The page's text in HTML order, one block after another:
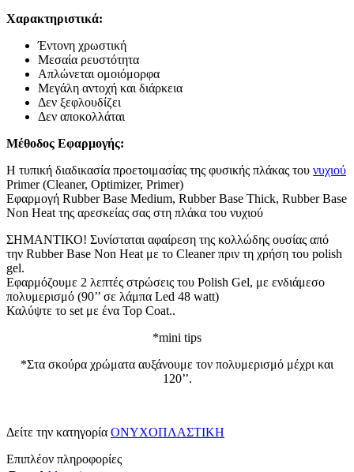
Χαρακτηριστικά:
Έντονη χρωστική
Μεσαία ρευστότητα
Απλώνεται ομοιόμορφα
Μεγάλη αντοχή και διάρκεια
Δεν ξεφλουδίζει
Δεν αποκολλάται
Μέθοδος Εφαρμογής:
Η τυπική διαδικασία προετοιμασίας της φυσικής πλάκας του νυχιού
Primer (Cleaner, Optimizer, Primer)
Εφαρμογή Rubber Base Medium, Rubber Base Thick, Rubber Base
Non Heat της αρεσκείας σας στη πλάκα του νυχιού
ΣΗΜΑΝΤΙΚΟ! Συνίσταται αφαίρεση της κολλώδης ουσίας από
την Rubber Base Non Heat με το Cleaner πριν τη χρήση του polish
gel.
Εφαρμόζουμε 2 λεπτές στρώσεις του Polish Gel, με ενδιάμεσο
πολυμερισμό (90’’ σε λάμπα Led 48 watt)
Καλύψτε το set με ένα Top Coat..
*mini tips
*Στα σκούρα χρώματα αυξάνουμε τον πολυμερισμό μέχρι και
120’’.
Δείτε την κατηγορία ΟΝΥΧΟΠΛΑΣΤΙΚΗ
Επιπλέον πληροφορίες